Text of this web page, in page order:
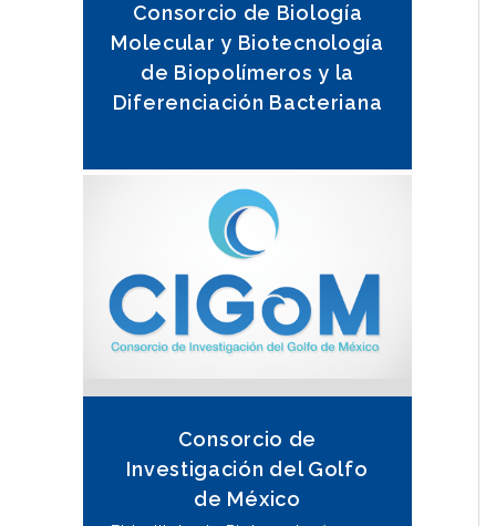
Consorcio de Biología
Molecular y Biotecnología
de Biopolímeros y la
Diferenciación Bacteriana
Consorcio de
Investigación del Golfo
de México